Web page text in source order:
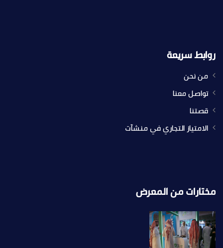
روابط سريعة
من نحن
تواصل معنا
قصتنا
الامتياز التجاري في منشآت
مختارات من المعرض